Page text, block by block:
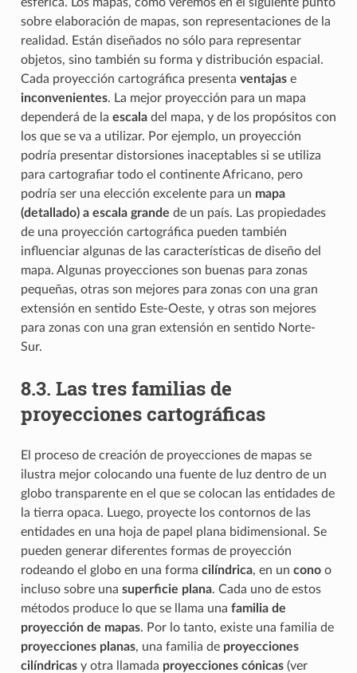
sobre elaboración de mapas, son representaciones de la
realidad. Están diseñados no sólo para representar
objetos, sino también su forma y distribución espacial.
Cada proyección cartográfica presenta ventajase
inconvenientes. La mejor proyección para un mapa
dependerá de la escaladel mapa, y de los propósitos con
los que se va a utilizar. Por ejemplo, un proyección
podría presentar distorsiones inaceptables si se utiliza
para cartografiar todo el continente Africano, pero
podría ser una elección excelente para un mapa
(detallado) a escala grande de un país. Las propiedades
de una proyección cartográfica pueden también
influenciar algunas de las características de diseño del
mapa. Algunas proyecciones son buenas para zonas
pequeñas, otras son mejores para zonas con una gran
extensión en sentido Este-Oeste, y otras son mejores
para zonas con una gran extensión en sentido Norte-
Sur.
8.3. Las tres familias de
proyecciones cartográficas
El proceso de creación de proyecciones de mapas se
ilustra mejor colocando una fuente de luz dentro de un
globo transparente en el que se colocan las entidades de
la tierra opaca. Luego, proyecte los contornos de las
entidades en una hoja de papel plana bidimensional. Se
pueden generar diferentes formas de proyección
rodeando el globo en una forma cilíndrica, en un conoo
incluso sobre una superficie plana. Cada uno de estos
métodos produce lo que se llama una familia de
proyección de mapas. Por lo tanto, existe una familia de
proyecciones planas, una familia de proyecciones
cilíndricasy otra llamada proyecciones cónicas(ver